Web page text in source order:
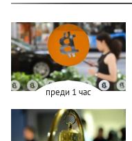
преди 1 час